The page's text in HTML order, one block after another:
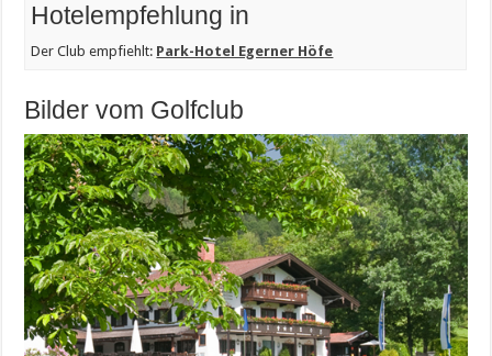
Hotelempfehlung in
Der Club empfiehlt: Park-Hotel Egerner Höfe
Bilder vom Golfclub